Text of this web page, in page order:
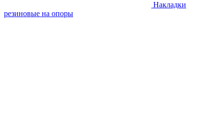
Накладки
резиновые на опоры